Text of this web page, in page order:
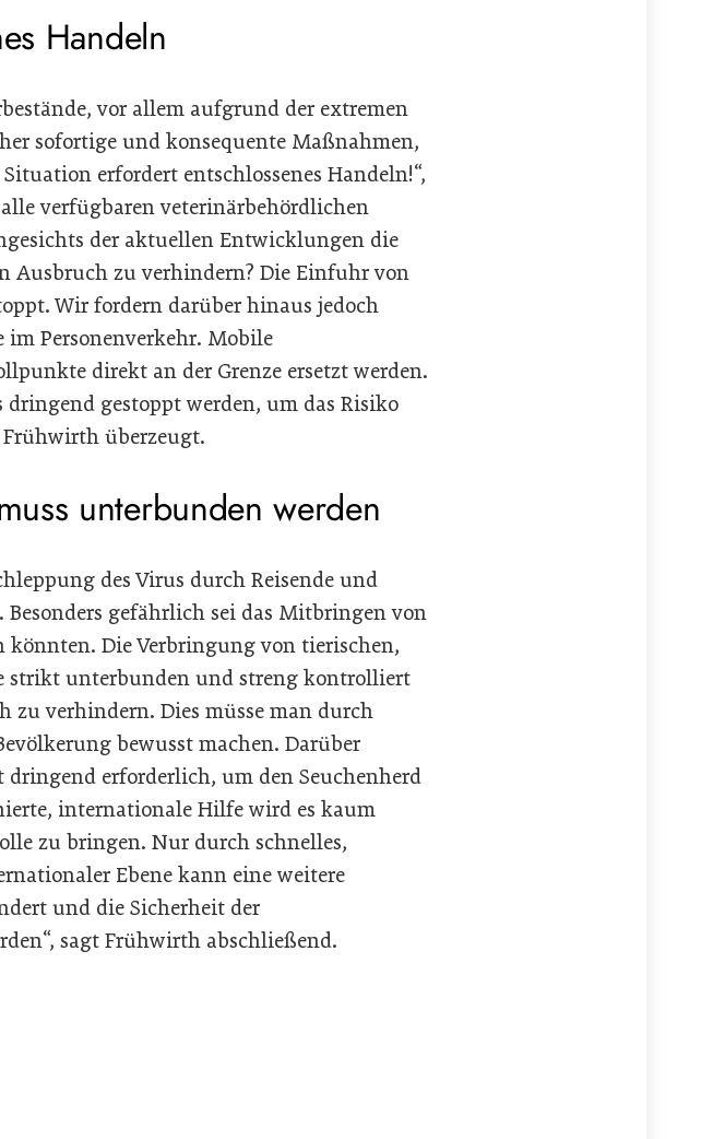
Handeln
vor allem aufgrund der extremen
sofortige und konsequente Maßnahmen,
erfordert entschlossenes Handeln!“,
verfügbaren veterinärbehördlichen
der aktuellen Entwicklungen die
Ausbruch zu verhindern? Die Einfuhr von
Wir fordern darüber hinaus jedoch
im Personenverkehr. Mobile
direkt an der Grenze ersetzt werden.
gestoppt werden, um das Risiko
überzeugt.
unterbunden werden
des Virus durch Reisende und
gefährlich sei das Mitbringen von
Die Verbringung von tierischen,
strikt unterbunden und streng kontrolliert
zu verhindern. Dies müsse man durch
bewusst machen. Darüber
erforderlich, um den Seuchenherd
internationale Hilfe wird es kaum
zu bringen. Nur durch schnelles,
Ebene kann eine weitere
und die Sicherheit der
sagt Frühwirth abschließend.